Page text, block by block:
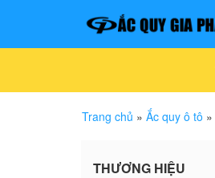
nội
Trang chủ » Ắc quy ô tô »
THƯƠNG HIỆU